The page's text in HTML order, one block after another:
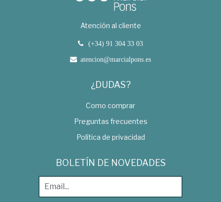
Atención al cliente
(+34) 91 304 33 03
atencion@marcialpons.es
¿DUDAS?
Como comprar
Preguntas frecuentes
Política de privacidad
BOLETÍN DE NOVEDADES